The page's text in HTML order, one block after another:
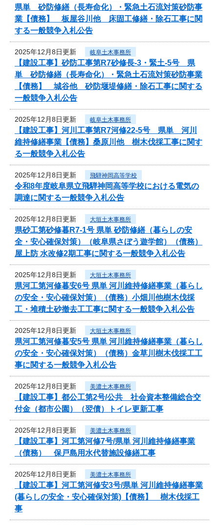
県単 砂防修繕（長寿命化）・緊急土石流対策砂防事
業【債務】 板屋谷川他 床固工修繕・除石工事に関
する一般競争入札公告
2025年12月8日更新 岐阜土木事務所
【建設工事】砂防工事第R7砂修長-3・緊土-5号 県
単 砂防修繕（長寿命化）・緊急土石流対策砂防事業
【債務】 城谷他 砂防堰堤修繕・除石工事に関する
一般競争入札公告
2025年12月8日更新 岐阜土木事務所
【建設工事】河川工事第R7河修22-5号 県単 河川
維持修繕事業【債務】桑原川他 樹木伐採工事に関す
る一般競争入札公告
2025年12月8日更新 飛騨神岡高等学校
令和8年度岐阜県立飛騨神岡高等学校における電気の
調達に関する一般競争入札公告
2025年12月8日更新 大垣土木事務所
県砂工第砂修暮R7-1号 県単 砂防修繕（暮らしの安
全・安心確保対策）（岐阜県さぼう遊学館）（債務）
屋上防 水改修2期工事に関する一般競争入札公告
2025年12月8日更新 大垣土木事務所
県河工第河修暮安6号 県単 河川維持修繕事業（暮らし
の安全・安心確保対策）（債務）小畑川他樹木伐採
工・堆積土砂撤去工工事に関する一般競争入札公告
2025年12月8日更新 大垣土木事務所
県河工第河修暮安5号 県単 河川維持修繕事業（暮らし
の安全・安心確保対策）（債務）金草川樹木伐採工工
事に関する一般競争入札公告
2025年12月8日更新 美濃土木事務所
【建設工事】都公工第2号/公共 社会資本整備総合交
付金（都市公園）（翌債）トイレ更新工事
2025年12月8日更新 美濃土木事務所
【建設工事】河工第河修7号/県単 河川維持修繕事業
（債務） 保戸島用水代替施設修繕工事
2025年12月8日更新 美濃土木事務所
【建設工事】河工第河修安3号/県単 河川維持修繕事業
(暮らしの安全・安心確保対策)【債務】 樹木伐採工
事